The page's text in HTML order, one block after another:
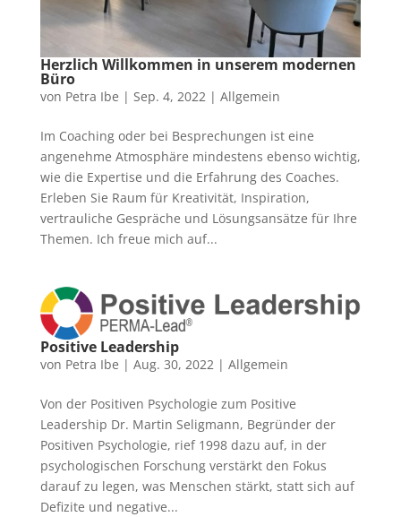
Herzlich Willkommen in unserem modernen
Büro
von Petra Ibe | Sep. 4, 2022| Allgemein
Im Coaching oder bei Besprechungen ist eine
angenehme Atmosphäre mindestens ebenso wichtig,
wie die Expertise und die Erfahrung des Coaches.
Erleben Sie Raum für Kreativität, Inspiration,
vertrauliche Gespräche und Lösungsansätze für Ihre
Themen. Ich freue mich auf...
Positive Leadership
von Petra Ibe | Aug. 30, 2022| Allgemein
Von der Positiven Psychologie zum Positive
Leadership Dr. Martin Seligmann, Begründer der
Positiven Psychologie, rief 1998 dazu auf, in der
psychologischen Forschung verstärkt den Fokus
darauf zu legen, was Menschen stärkt, statt sich auf
Defizite und negative...